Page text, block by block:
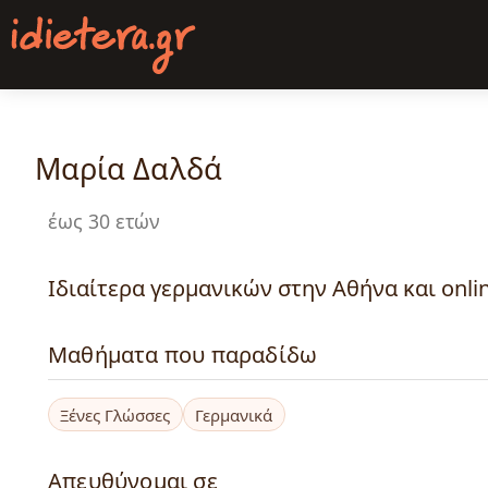
Παράκαμψη
προς
κυρίως
Μαρία Δαλδά
έως 30 ετών
Ιδιαίτερα γερμανικών στην Αθήνα και
Μαθήματα που παραδίδω
Ξένες Γλώσσες Γερμανικά
Απευθύνομαι σε